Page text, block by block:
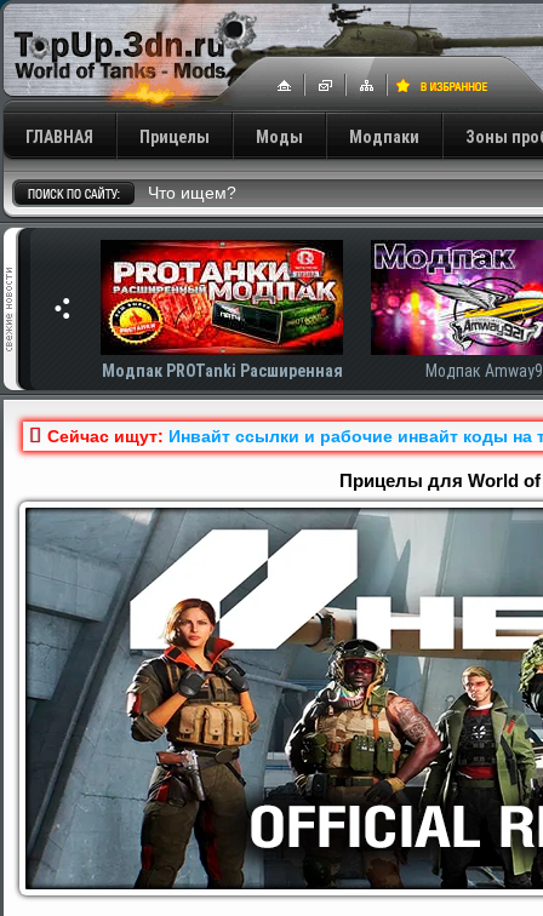
ГЛАВНАЯ Прицелы Моды Модпаки Зоны
Модпак Amway921 Модпак
Сейчас ищут: Инвайт ссылки и рабочие инвайт коды на
Прицелы для World of